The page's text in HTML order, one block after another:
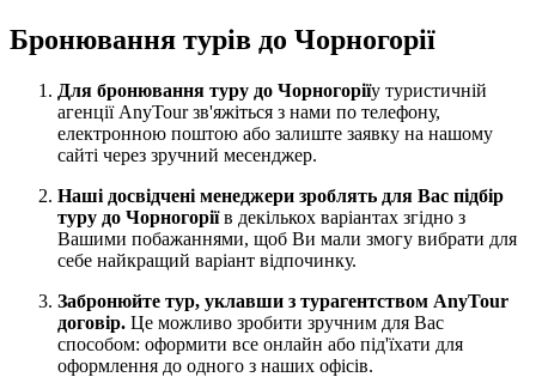
Бронювання турів до Чорногорії
Для бронювання туру до Чорногоріїу туристичній
агенції AnyTour зв'яжіться з нами по телефону,
електронною поштою або залиште заявку на нашому
сайті через зручний месенджер.
Наші досвідчені менеджери зроблять для Вас підбір
туру до Чорногоріїв декількох варіантах згідно з
Вашими побажаннями, щоб Ви мали змогу вибрати для
себе найкращий варіант відпочинку.
Забронюйте тур, уклавши з турагентством AnyTour
договір. Це можливо зробити зручним для Вас
способом: оформити все онлайн або під'їхати для
оформлення до одного з наших офісів.